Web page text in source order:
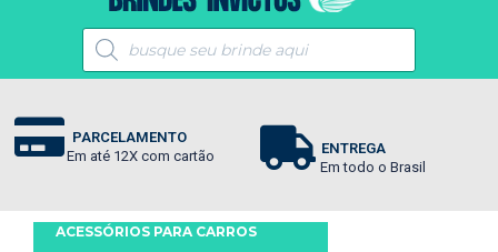
PARCELAMENTO
Em até 12X com cartão
ENTREGA
Em todo o Brasil
ACESSÓRIOS PARA CARROS